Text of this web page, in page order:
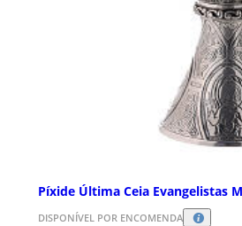
Píxide Última Ceia Evangelistas
DISPONÍVEL POR ENCOMENDA